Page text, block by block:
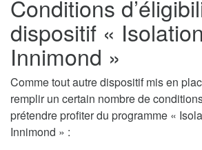
Conditions
dispositif «
Innimond »
Comme tout autre dispositif mis en
remplir un certain nombre de
prétendre profiter du programme «
Innimond » :